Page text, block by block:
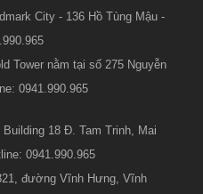
City - 136 Hồ Tùng Mậu -
Tower nằm tại số 275 Nguyễn
0941.990.965
18 Đ. Tam Trinh, Mai
0941.990.965
đường Vĩnh Hưng, Vĩnh